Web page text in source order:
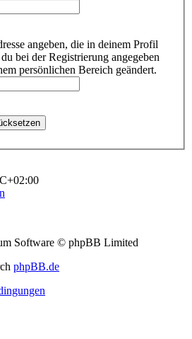
angeben, die in deinem Profil
bei der Registrierung angegeben
persönlichen Bereich geändert.
Software © phpBB Limited
phpBB.de